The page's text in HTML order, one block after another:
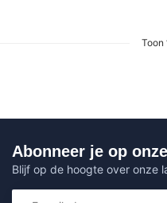
Toon
Abonneer je op
Blijf op de hoogte over onze